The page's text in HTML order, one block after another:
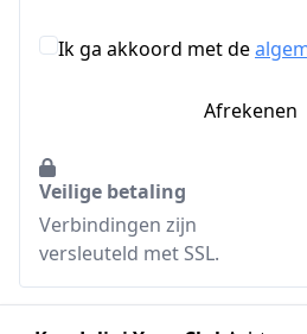
Ik ga akkoord met de
Afrekenen
Veilige betaling
Verbindingen zijn
versleuteld met SSL.